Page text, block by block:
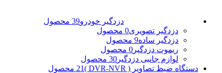
دزدگیر خودرو39 محصول
دزدگیر تصویری0 محصول
دزدگیر ساده9 محصول
ریموت دزدگیر 0 محصول
لوازم جانبی دزدگیر 30 محصول
دستگاه ضبط تصاویر ( DVR-NVR )
21 محصول